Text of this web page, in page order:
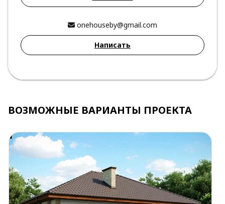
onehouseby@gmail.com
Написать
ВОЗМОЖНЫЕ ВАРИАНТЫ ПРОЕКТА